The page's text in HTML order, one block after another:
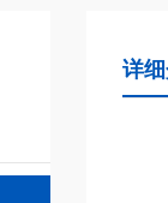
详